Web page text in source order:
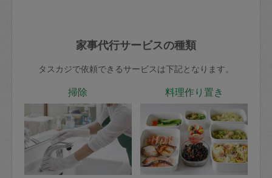
家事代行サービスの種類
タスカジで依頼できるサービスは下記となります。
掃除 料理作り置き